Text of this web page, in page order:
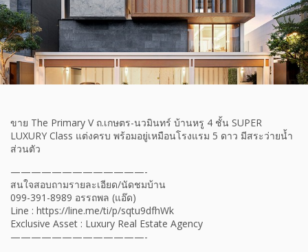
ขาย The Primary V ถ.เกษตร-นวมินทร์ บ้านหรู 4 ชั้น SUPER
LUXURY Class แต่งครบ พร้อมอยู่เหมือนโรงแรม 5 ดาว มีสระว่ายน้ำ
ส่วนตัว
—————————————-
สนใจสอบถามรายละเอียด/นัดชมบ้าน
099-391-8989 อรรถพล (แอ๊ด)
Line : https://line.me/ti/p/sqtu9dfhWk
Exclusive Asset : Luxury Real Estate Agency
—————————————-